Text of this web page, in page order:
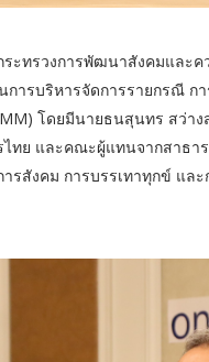
ะทรวงการพัฒนาสังคมและ
ารบริหารจัดการรายกรณี ก
โดยมีนายธนสุนทร สว่า
ย และคณะผู้แทนจากสาธา
รสังคม การบรรเทาทุกข์ แล